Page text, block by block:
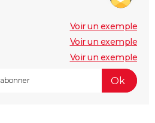
Voir un exemple
Voir un exemple
Voir un exemple